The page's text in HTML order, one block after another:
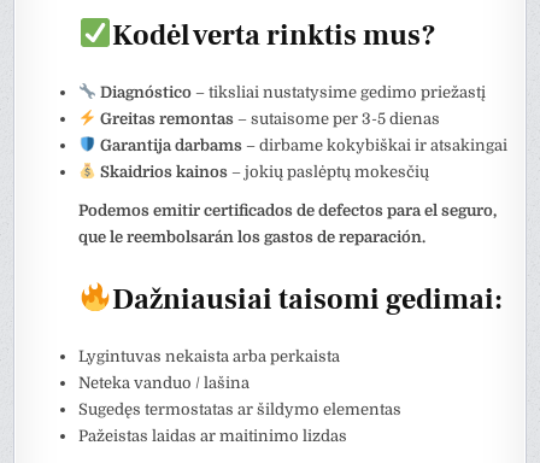
Kodėl verta rinktis mus?
Diagnóstico – tiksliai nustatysime gedimo priežastį
Greitas remontas – sutaisome per 3-5 dienas
Garantija darbams – dirbame kokybiškai ir atsakingai
Skaidrios kainos – jokių paslėptų mokesčių
Podemos emitir certificados de defectos para el seguro,
que le reembolsarán los gastos de reparación.
Dažniausiai taisomi gedimai:
Lygintuvas nekaista arba perkaista
Neteka vanduo / lašina
Sugedęs termostatas ar šildymo elementas
Pažeistas laidas ar maitinimo lizdas